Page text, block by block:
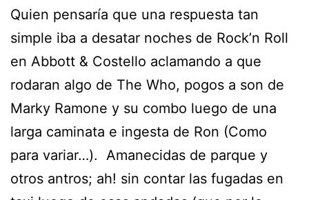
Quien pensaría que una respuesta tan
simple iba a desatar noches de Rock’n Roll
en Abbott & Costello aclamando a que
rodaran algo de The Who, pogos a son de
Marky Ramone y su combo luego de una
larga caminata e ingesta de Ron (Como
para variar…). Amanecidas de parque y
otros antros; ah! sin contar las fugadas en